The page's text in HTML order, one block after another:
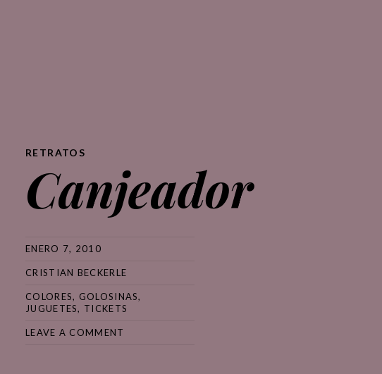
RETRATOS
Canjeador
ENERO 7, 2010
CRISTIAN BECKERLE
COLORES, GOLOSINAS,
JUGUETES, TICKETS
LEAVE A COMMENT